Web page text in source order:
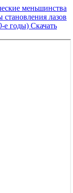
меньшинства
лазов
е годы) Скачать